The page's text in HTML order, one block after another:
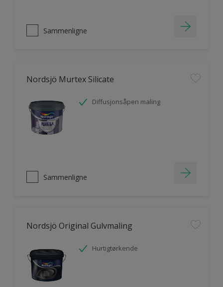
Sammenligne
Nordsjö Murtex Silicate
Diffusjonsåpen maling
Sammenligne
Nordsjö Original Gulvmaling
Hurtigtørkende